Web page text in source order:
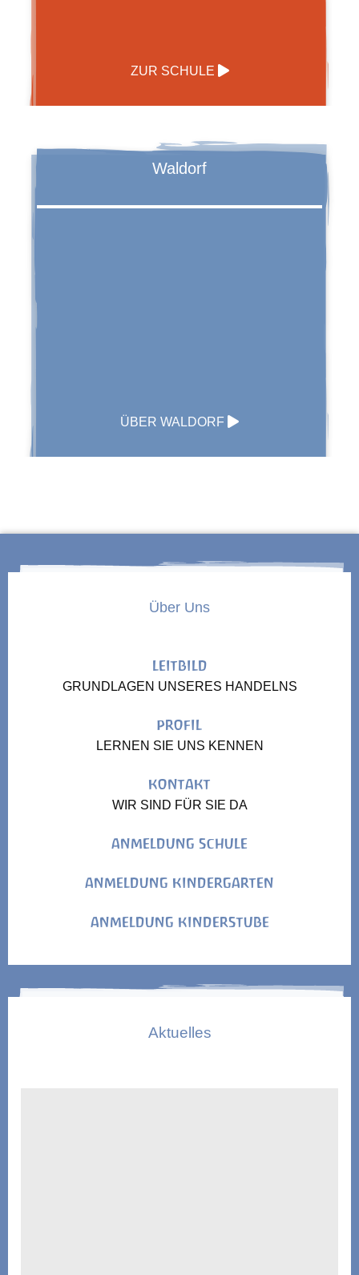
ZUR SCHULE
Waldorf
ÜBER WALDORF
Über Uns
LEITBILD
GRUNDLAGEN UNSERES HANDELNS
PROFIL
LERNEN SIE UNS KENNEN
KONTAKT
WIR SIND FÜR SIE DA
ANMELDUNG SCHULE
ANMELDUNG KINDERGARTEN
ANMELDUNG KINDERSTUBE
Aktuelles